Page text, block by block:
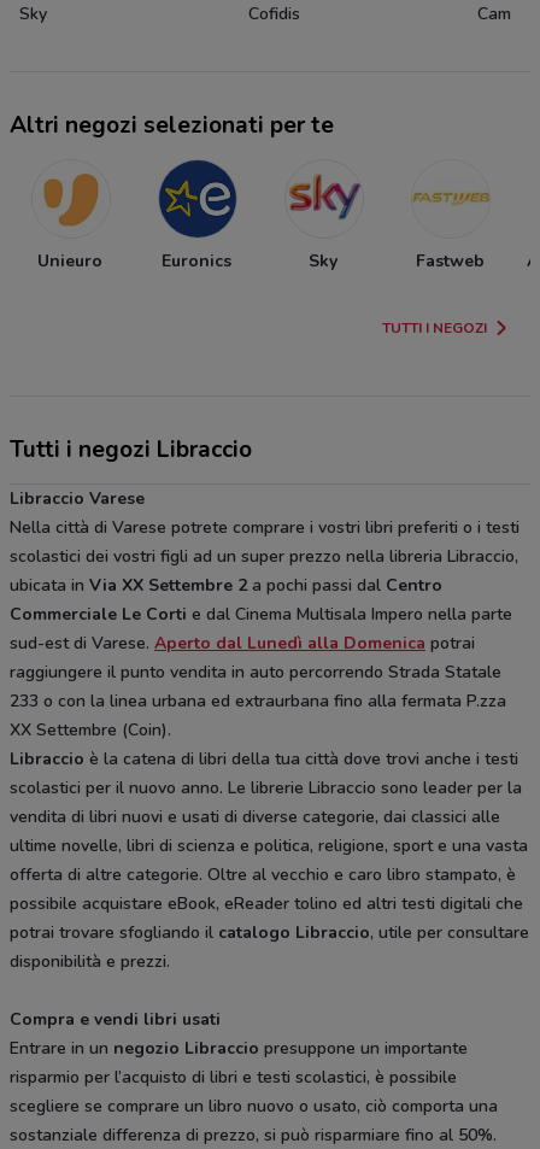
Sky Cofidis Cam
Altri negozi selezionati per te
Unieuro Euronics Sky Fastweb
TUTTI I NEGOZI
Tutti i negozi Libraccio
Libraccio Varese
Nella città di Varese potrete comprare i vostri libri preferiti o i testi
scolastici dei vostri figli ad un super prezzo nella libreria Libraccio,
ubicata in Via XX Settembre 2a pochi passi dal Centro
Commerciale Le Corti e dal Cinema Multisala Impero nella parte
sud-est di Varese. Aperto dal Lunedì alla Domenica potrai
raggiungere il punto vendita in auto percorrendo Strada Statale
233 o con la linea urbana ed extraurbana fino alla fermata P.zza
XX Settembre (Coin).
Libraccio è la catena di libri della tua città dove trovi anche i testi
scolastici per il nuovo anno. Le librerie Libraccio sono leader per la
vendita di libri nuovi e usati di diverse categorie, dai classici alle
ultime novelle, libri di scienza e politica, religione, sport e una vasta
offerta di altre categorie. Oltre al vecchio e caro libro stampato, è
possibile acquistare eBook, eReader tolino ed altri testi digitali che
potrai trovare sfogliando il catalogo Libraccio, utile per consultare
disponibilità e prezzi.
Compra e vendi libri usati
Entrare in un negozio Libraccio presuppone un importante
risparmio per l’acquisto di libri e testi scolastici, è possibile
scegliere se comprare un libro nuovo o usato, ciò comporta una
sostanziale differenza di prezzo, si può risparmiare fino al 50%.